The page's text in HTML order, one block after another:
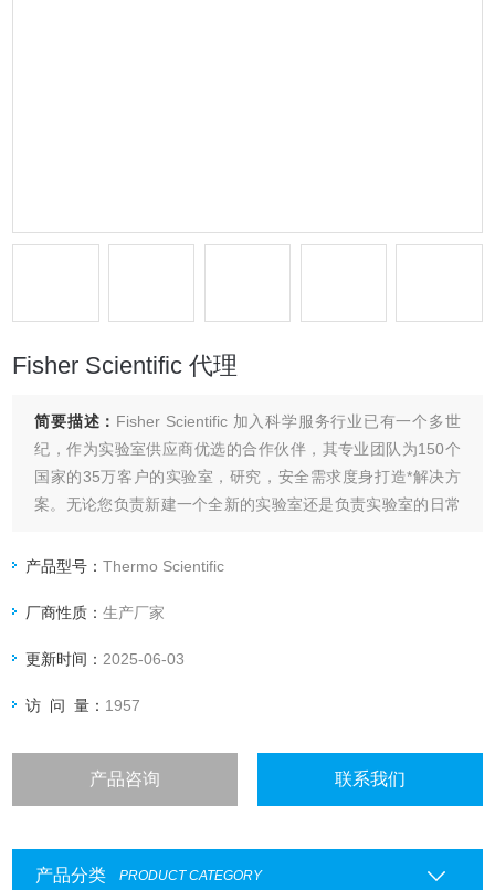
Fisher Scientific 代理
简要描述： Fisher Scientific 加入科学服务行业已有一个多世
纪，作为实验室供应商优选的合作伙伴，其专业团队为150个
国家的35万客户的实验室，研究，安全需求度身打造*解决方
案。无论您负责新建一个全新的实验室还是负责实验室的日常
发展。
产品型号：Thermo Scientific
厂商性质：生产厂家
更新时间： 2025-06-03
访 问 量： 1957
产品咨询 联系我们
产品分类 PRODUCT CATEGORY